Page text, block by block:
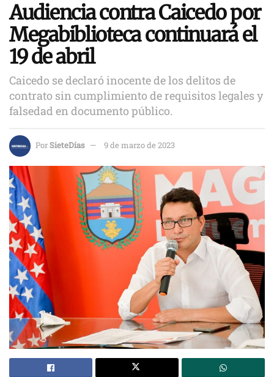
Audiencia contra Caicedo por
Megabiblioteca continuará el
19 de abril
Caicedo se declaró inocente de los delitos de
contrato sin cumplimiento de requisitos legales y
falsedad en documento público.
PorSieteDías 9 de marzo de 2023